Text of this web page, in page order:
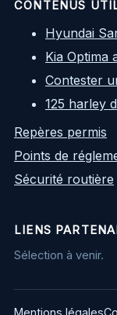
CONTENUS
Hyundai
Kia Optima
Contester
125 harley
Repères permis
Points de
Sécurité routière
LIENS
Sélection à venir.
Mentions légales